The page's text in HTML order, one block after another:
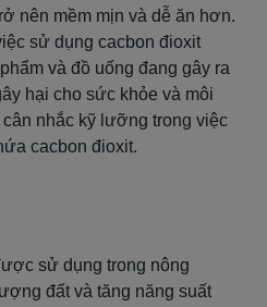
nên mềm mịn và dễ ăn hơn.
sử dụng cacbon đioxit
và đồ uống đang gây ra
hại cho sức khỏe và môi
nhắc kỹ lưỡng trong việc
cacbon đioxit.
sử dụng trong nông
đất và tăng năng suất